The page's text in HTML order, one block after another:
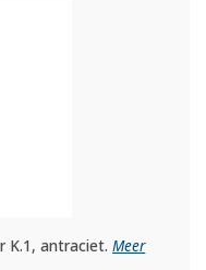
K.1, antraciet.Meer